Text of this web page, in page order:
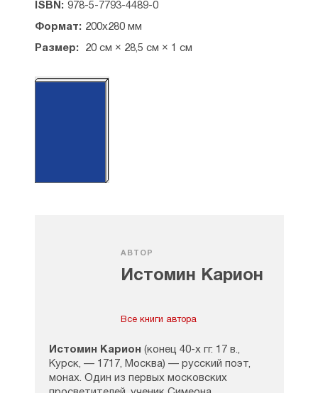
ISBN: 978-5-7793-4489-0
Формат: 200x280 мм
Размер: 20 см × 28,5 см × 1 см
АВТОР
Истомин Карион
Все книги автора
Истомин Карион (конец 40-хгг. 17 в.,
Курск, — 1717, Москва) — русский поэт,
монах. Один из первых московских